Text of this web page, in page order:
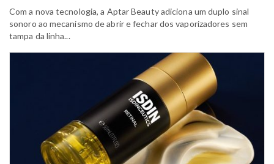
Com a nova tecnologia, a Aptar Beauty adiciona um duplo sinal
sonoro ao mecanismo de abrir e fechar dos vaporizadores sem
tampa da linha...